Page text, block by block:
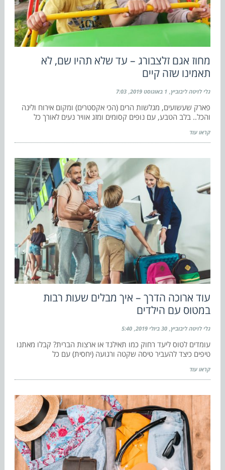
מחוז אגם זלצבורג – עד שלא תהיו שם, לא
תאמינו שזה קיים
גלי לויטה ליבוביץ 1 באוגוסט 2019 7:03
פארק שעשועים, מגלשות הרים (הכי אקסטרים) ומקום אירוח ולינה
והכל.. בלב הטבע, עם נופים קסומים ומזג אוויר נעים לאורך כל
קראו עוד
עוד ארוכה הדרך – איך מבלים שעות רבות
במטוס עם הילדים
גלי לויטה ליבוביץ 30 ביולי 2019 5:40
עומדים לטוס ליעד רחוק כמו תאילנד או ארצות הברית? קבלו מאתנו
טיפים כיצד להעביר טיסה שקטה ורגועה (יחסית) עם כל
קראו עוד